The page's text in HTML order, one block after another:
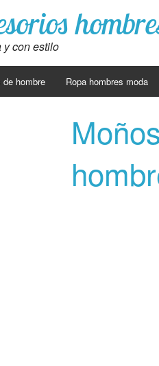
y con estilo
hombre Ropa hombres moda